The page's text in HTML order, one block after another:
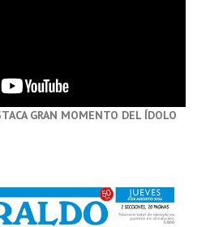
GRAN MOMENTO DEL ÍDOLO